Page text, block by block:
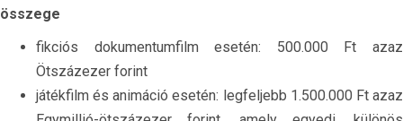
összege
fikciós dokumentumfilm esetén: 500.000 Ft azaz
Ötszázezer forint
játékfilm és animáció esetén: legfeljebb 1.500.000 Ft azaz